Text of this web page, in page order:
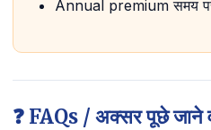
Annual premium समय
❓ FAQs / अक्सर पूछे जाने